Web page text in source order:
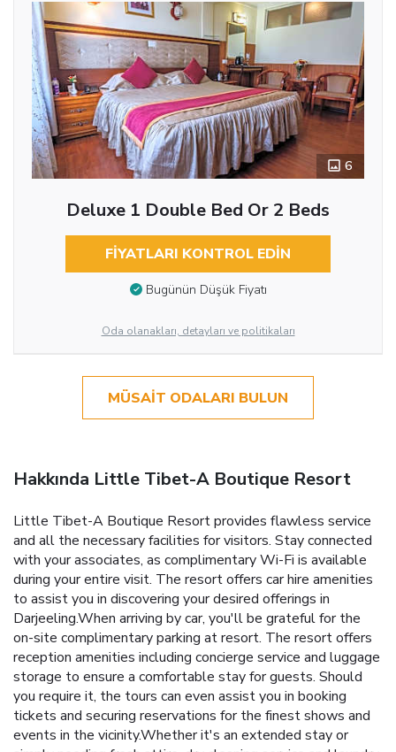
6
Deluxe 1 Double Bed Or 2 Beds
FIYATLARI KONTROL EDIN
Bugünün Düşük Fiyatı
Oda olanakları, detayları ve politikaları
MÜSAIT ODALARI BULUN
Hakkında Little Tibet-A Boutique Resort
Little Tibet-A Boutique Resort provides flawless service
and all the necessary facilities for visitors. Stay connected
with your associates, as complimentary Wi-Fi is available
during your entire visit. The resort offers car hire amenities
to assist you in discovering your desired offerings in
Darjeeling.When arriving by car, you'll be grateful for the
on-site complimentary parking at resort. The resort offers
reception amenities including concierge service and luggage
storage to ensure a comfortable stay for guests. Should
you require it, the tours can even assist you in booking
tickets and securing reservations for the finest shows and
events in the vicinity.Whether it's an extended stay or